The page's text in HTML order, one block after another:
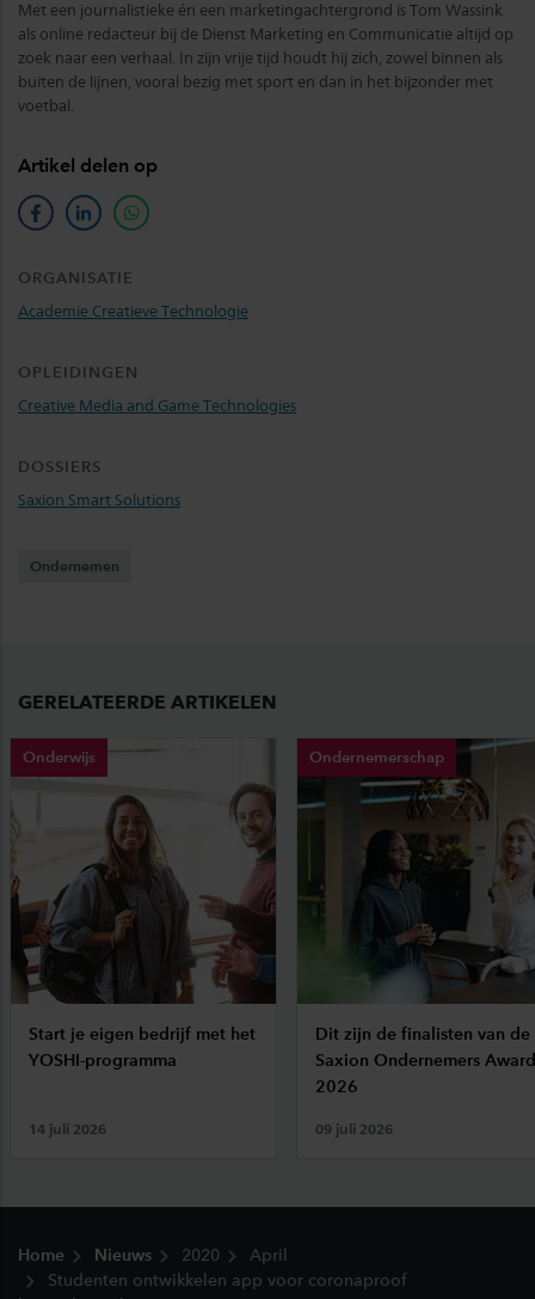
Met een journalistieke én een marketingachtergrond is Tom Wassink
als online redacteur bij de Dienst Marketing en Communicatie altijd op
zoek naar een verhaal. In zijn vrije tijd houdt hij zich, zowel binnen als
buiten de lijnen, vooral bezig met sport en dan in het bijzonder met
voetbal.
Artikel delen op
facebooklinkedinwhatsapp
ORGANISATIE
Academie Creatieve Technologie
OPLEIDINGEN
Creative Media and Game Technologies
DOSSIERS
Saxion Smart Solutions
Ondernemen
GERELATEERDE ARTIKELEN
Onderwijs
Start je eigen bedrijf met het
YOSHI-programma
14 juli 2026
Ondernemerschap
Dit zijn de finalisten van de
Saxion Ondernemers Award
2026
09 juli 2026
Home Nieuws 2020
April
Studenten ontwikkelen app voor coronaproof